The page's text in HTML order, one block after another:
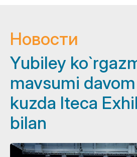
Новости
Yubiley
mavsumi
kuzda Iteca
bilan